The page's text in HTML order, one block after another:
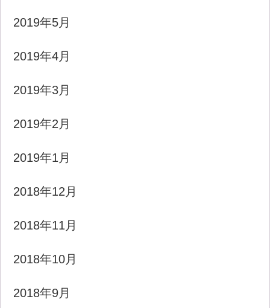
2019年5月
2019年4月
2019年3月
2019年2月
2019年1月
2018年12月
2018年11月
2018年10月
2018年9月